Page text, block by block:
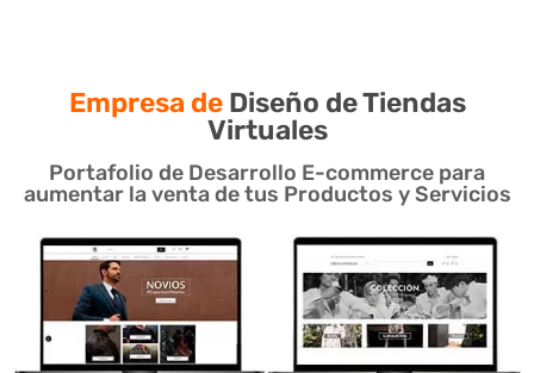
Empresa deDiseño de Tiendas
Virtuales
Portafolio de Desarrollo E-commerce para
aumentar la venta de tus Productos y Servicios